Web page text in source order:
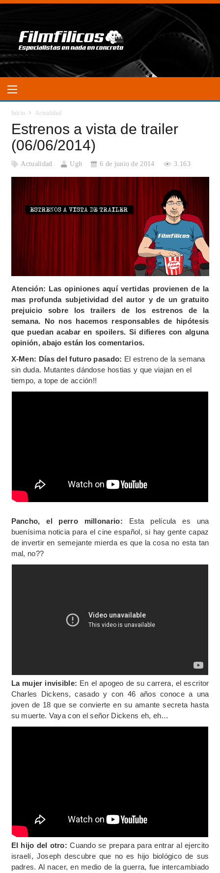
Inicio Actualidad
Estrenos a vista de trailer
(06/06/2014)
Actualidad Ugh 6 de junio de 2014 3.163
Atención: Las opiniones aquí vertidas provienen de la
mas profunda subjetividad del autor y de un gratuito
prejuicio sobre los trailers de los estrenos de la
semana. No nos hacemos responsables de hipótesis
que puedan acabar en spoilers. Si difieres con alguna
opinión, abajo están los comentarios.
X-Men: Días del futuro pasado: El estreno de la semana
sin duda. Mutantes dándose hostias y que viajan en el
tiempo, a tope de acción!!
Pancho, el perro millonario: Esta película es una
buenísima noticia para el cine español, si hay gente capaz
de invertir en semejante mierda es que la cosa no esta tan
mal, no??
La mujer invisible: En el apogeo de su carrera, el escritor
Charles Dickens, casado y con 46 años conoce a una
joven de 18 que se convierte en su amante secreta hasta
su muerte. Vaya con el señor Dickens eh, eh…
El hijo del otro: Cuando se prepara para entrar al ejercito
israelí, Joseph descubre que no es hijo biológico de sus
padres. Al nacer, en medio de la guerra, fue intercambiado